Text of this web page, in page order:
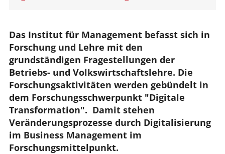
Das Institut für Management befasst sich in
Forschung und Lehre mit den
grundständigen Fragestellungen der
Betriebs- und Volkswirtschaftslehre. Die
Forschungsaktivitäten werden gebündelt in
dem Forschungsschwerpunkt "Digitale
Transformation".  Damit stehen
Veränderungsprozesse durch Digitalisierung
im Business Management im
Forschungsmittelpunkt.